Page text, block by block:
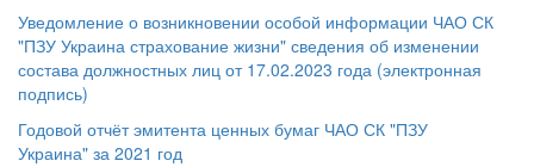
Уведомление о возникновении особой информации ЧАО СК
"ПЗУ Украина страхование жизни" сведения об изменении
состава должностных лиц от 17.02.2023 года (электронная
подпись)
Годовой отчёт эмитента ценных бумаг ЧАО СК "ПЗУ
Украина" за 2021 год